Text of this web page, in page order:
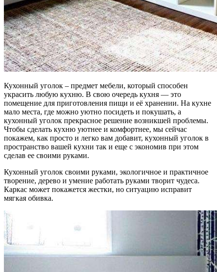
Кухонный уголок – предмет мебели, который способен
украсить любую кухню. В свою очередь кухня — это
помещение для приготовления пищи и её хранении. На кухне
мало места, где можно уютно посидеть и покушать, а
кухонный уголок прекрасное решение возникшей проблемы.
Чтобы сделать кухню уютнее и комфортнее, мы сейчас
покажем, как просто и легко вам добавит, кухонный уголок в
пространство вашей кухни так и еще с экономив при этом
сделав ее своими руками.
Кухонный уголок своими руками, экологичное и практичное
творение, дерево и умение работать руками творит чудеса.
Каркас может покажется жестки, но ситуацию исправит
мягкая обивка.